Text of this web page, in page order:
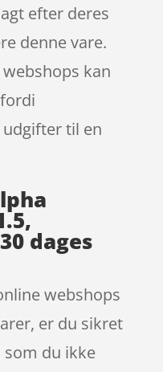
efter deres
denne vare.
kan
til en
dages
webshops
er du sikret
du ikke